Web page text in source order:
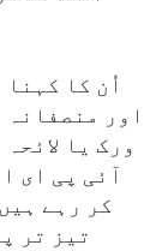
اُن کا
اور
ورک یا
آئی پی ای
کر رہے
تیز تر